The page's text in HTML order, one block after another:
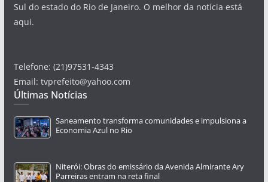
Sul do estado do Rio de Janeiro. O melhor da notícia está
aqui.
Telefone: (21)97531-4343
Email: tvprefeito@yahoo.com
Últimas Notícias
Saneamento transforma comunidades e impulsiona a
Economia Azul no Rio
Niterói: Obras do emissário da Avenida Almirante Ary
Parreiras entram na reta final